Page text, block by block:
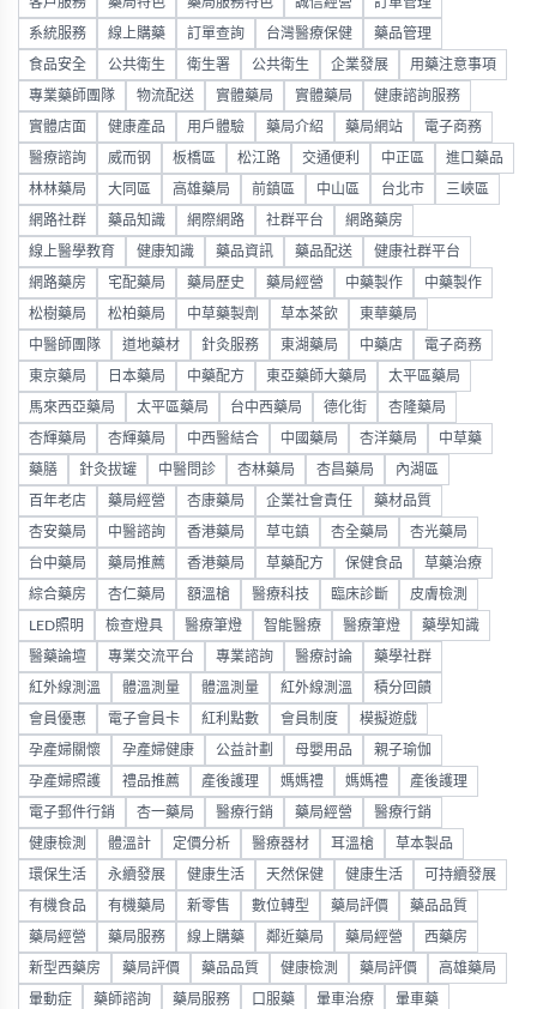
系統服務 線上購藥 訂單查詢 台灣醫療保健 藥品管理
食品安全 公共衛生 衛生署 公共衛生 企業發展 用藥注意事項
專業藥師團隊 物流配送 實體藥局 實體藥局 健康諮詢服務
實體店面 健康產品 用戶體驗 藥局介紹 藥局網站 電子商務
醫療諮詢 威而钢 板橋區 松江路 交通便利 中正區 進口藥品
林林藥局 大同區 高雄藥局 前鎮區 中山區 台北市 三峽區
網路社群 藥品知識 網際網路 社群平台 網路藥房
線上醫學教育 健康知識 藥品資訊 藥品配送 健康社群平台
網路藥房 宅配藥局 藥局歷史 藥局經營 中藥製作 中藥製作
松樹藥局 松柏藥局 中草藥製劑 草本茶飲 東華藥局
中醫師團隊 道地藥材 針灸服務 東湖藥局 中藥店 電子商務
東京藥局 日本藥局 中藥配方 東亞藥師大藥局 太平區藥局
馬來西亞藥局 太平區藥局 台中西藥局 德化街 杏隆藥局
杏輝藥局 杏輝藥局 中西醫結合 中國藥局 杏洋藥局 中草藥
藥膳 針灸拔罐 中醫問診 杏林藥局 杏昌藥局 內湖區
百年老店 藥局經營 杏康藥局 企業社會責任 藥材品質
杏安藥局 中醫諮詢 香港藥局 草屯鎮 杏全藥局 杏光藥局
台中藥局 藥局推薦 香港藥局 草藥配方 保健食品 草藥治療
綜合藥房 杏仁藥局 額溫槍 醫療科技 臨床診斷 皮膚檢測
LED照明 檢查燈具 醫療筆燈 智能醫療 醫療筆燈 藥學知識
醫藥論壇 專業交流平台 專業諮詢 醫療討論 藥學社群
紅外線測溫 體溫測量 體溫測量 紅外線測溫 積分回饋
會員優惠 電子會員卡 紅利點數 會員制度 模擬遊戲
孕產婦關懷 孕產婦健康 公益計劃 母嬰用品 親子瑜伽
孕產婦照護 禮品推薦 產後護理 媽媽禮 媽媽禮 產後護理
電子郵件行銷 杏一藥局 醫療行銷 藥局經營 醫療行銷
健康檢測 體溫計 定價分析 醫療器材 耳溫槍 草本製品
環保生活 永續發展 健康生活 天然保健 健康生活 可持續發展
有機食品 有機藥局 新零售 數位轉型 藥局評價 藥品品質
藥局經營 藥局服務 線上購藥 鄰近藥局 藥局經營 西藥房
新型西藥房 藥局評價 藥品品質 健康檢測 藥局評價 高雄藥局
暈動症 藥師諮詢 藥局服務 口服藥 暈車治療 暈車藥